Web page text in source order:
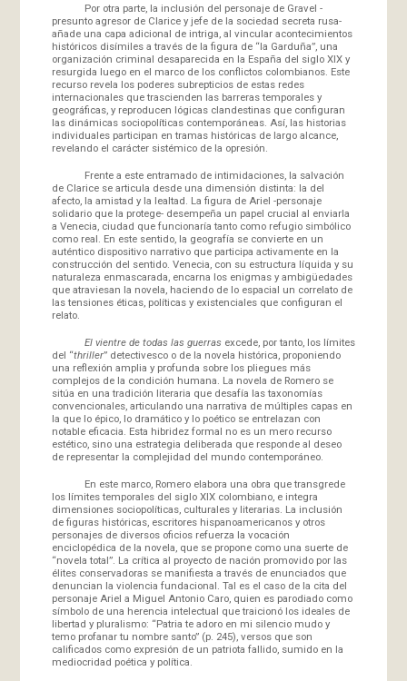
Por otra parte, la inclusión del personaje de Gravel -
presunto agresor de Clarice y jefe de la sociedad secreta rusa-
añade una capa adicional de intriga, al vincular acontecimientos
históricos disímiles a través de la figura de “la Garduña”, una
organización criminal desaparecida en la España del siglo XIX y
resurgida luego en el marco de los conflictos colombianos. Este
recurso revela los poderes subrepticios de estas redes
internacionales que trascienden las barreras temporales y
geográficas, y reproducen lógicas clandestinas que configuran
las dinámicas sociopolíticas contemporáneas. Así, las historias
individuales participan en tramas históricas de largo alcance,
revelando el carácter sistémico de la opresión.
Frente a este entramado de intimidaciones, la salvación
de Clarice se articula desde una dimensión distinta: la del
afecto, la amistad y la lealtad. La figura de Ariel -personaje
solidario que la protege- desempeña un papel crucial al enviarla
a Venecia, ciudad que funcionaría tanto como refugio simbólico
como real. En este sentido, la geografía se convierte en un
auténtico dispositivo narrativo que participa activamente en la
construcción del sentido. Venecia, con su estructura líquida y su
naturaleza enmascarada, encarna los enigmas y ambigüedades
que atraviesan la novela, haciendo de lo espacial un correlato de
las tensiones éticas, políticas y existenciales que configuran el
relato.
El vientre de todas las guerras excede, por tanto, los límites
del “thriller” detectivesco o de la novela histórica, proponiendo
una reflexión amplia y profunda sobre los pliegues más
complejos de la condición humana. La novela de Romero se
sitúa en una tradición literaria que desafía las taxonomías
convencionales, articulando una narrativa de múltiples capas en
la que lo épico, lo dramático y lo poético se entrelazan con
notable eficacia. Esta hibridez formal no es un mero recurso
estético, sino una estrategia deliberada que responde al deseo
de representar la complejidad del mundo contemporáneo.
En este marco, Romero elabora una obra que transgrede
los límites temporales del siglo XIX colombiano, e integra
dimensiones sociopolíticas, culturales y literarias. La inclusión
de figuras históricas, escritores hispanoamericanos y otros
personajes de diversos oficios refuerza la vocación
enciclopédica de la novela, que se propone como una suerte de
“novela total”. La crítica al proyecto de nación promovido por las
élites conservadoras se manifiesta a través de enunciados que
denuncian la violencia fundacional. Tal es el caso de la cita del
personaje Ariel a Miguel Antonio Caro, quien es parodiado como
símbolo de una herencia intelectual que traicionó los ideales de
libertad y pluralismo: “Patria te adoro en mi silencio mudo y
temo profanar tu nombre santo” (p. 245), versos que son
calificados como expresión de un patriota fallido, sumido en la
mediocridad poética y política.